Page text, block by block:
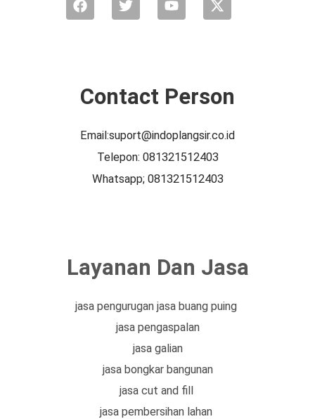
twitter
Contact Person
Email:suport@indoplangsir.co.id
Telepon: 081321512403
Whatsapp; 081321512403
Layanan Dan Jasa
jasa pengurugan jasa buang puing
jasa pengaspalan
jasa galian
jasa bongkar bangunan
jasa cut and fill
jasa pembersihan lahan